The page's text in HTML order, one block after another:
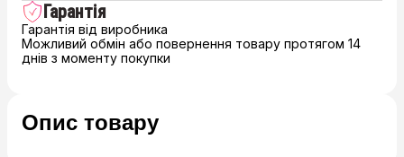
Гарантія
Гарантія від виробника
Можливий обмін або повернення товару протягом 14
днів з моменту покупки
Опис товару